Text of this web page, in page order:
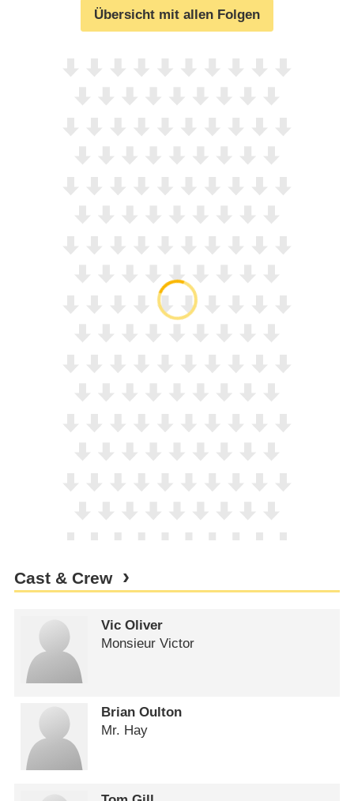
Übersicht mit allen Folgen
Cast & Crew
Vic Oliver
Monsieur Victor
Brian Oulton
Mr. Hay